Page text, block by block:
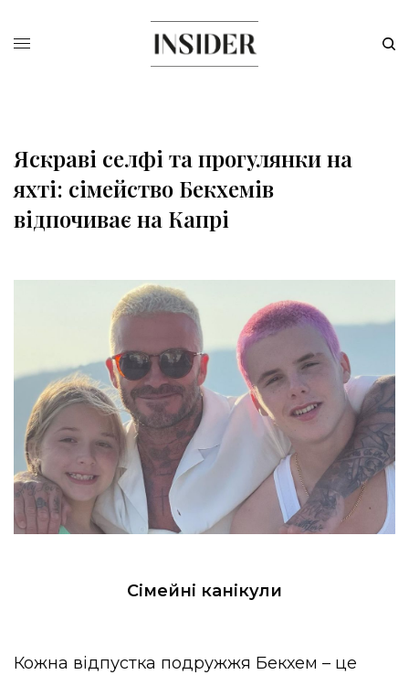
Яскраві селфі та прогулянки на
яхті: сімейство Бекхемів
відпочиває на Капрі
Сімейні канікули
Кожна відпустка подружжя Бекхем – це